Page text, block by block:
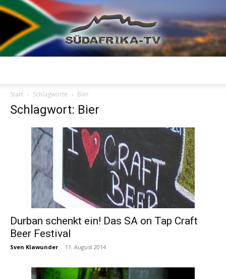
Start Schlagworte Bier
Schlagwort: Bier
Durban schenkt ein! Das SA on Tap Craft
Beer Festival
Sven Klawunder - 11. August 2014